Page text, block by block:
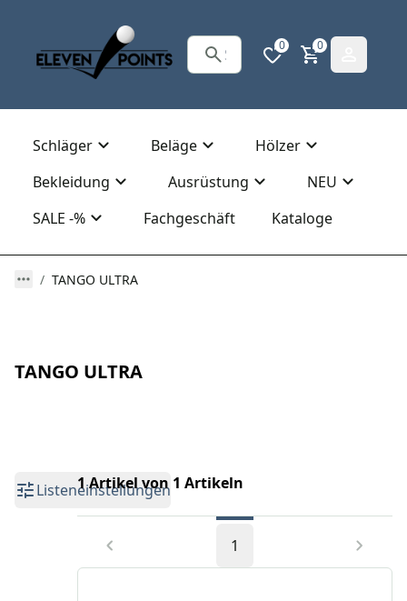
0 0
Schläger Beläge
Hölzer
Bekleidung
Ausrüstung
NEU
SALE -%
Fachgeschäft Kataloge
TANGO ULTRA
TANGO ULTRA
Listeneinstellungen
1 Artikel von 1 Artikeln
1